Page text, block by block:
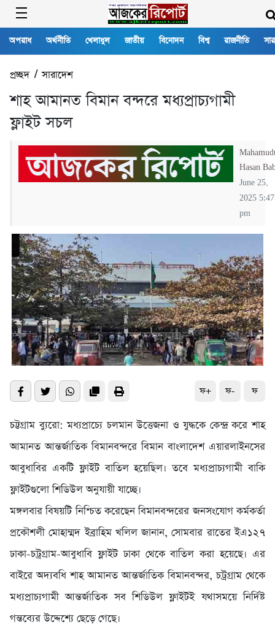
অপরাধ অর্থনীতি খেলাধুল জাতীয় বিনোদন বিশ্ব রাজনীতি
প্রচ্ছদ/সারাদেশ
শাহ আমানত বিমান বন্দরে মধ্যপ্রাচ্যগামী
ফ্লাইট সচল
Hasan
June 25,
2025 5:47
pm
ফ+ ফ- ফ
চট্টগ্রাম ব্যুরো: মধ্যপ্রাচ্যে চলমান উত্তেজনা ও যুদ্ধকে কেন্দ্র করে শাহ
আমানত আন্তর্জাতিক বিমানবন্দরে বিমান বাংলাদেশ এয়ারলাইনসের
আবুধাবির একটি ফ্লাইট বাতিল হয়েছিল। তবে মধ্যপ্রাচ্যগামী বাকি
ফ্লাইটগুলো শিডিউল অনুযায়ী যাচ্ছে।
মঙ্গলবার বিষয়টি নিশ্চিত করেছেন বিমানবন্দরের জনসংযোগ কর্মকর্তা
প্রকৌশলী মোহাম্মদ ইব্রাহিম খলিল জানান, সোমবার রাতের ইএ১২৭
ঢাকা-চট্রগ্রাম-আবুধাবি ফ্লাইট ঢাকা থেকে বাতিল করা হয়েছে। এর
বাইরে অদ্যবধি শাহ আমানত আন্তর্জাতিক বিমানবন্দর, চট্রগ্রাম থেকে
মধ্যপ্রাচ্যগামী আন্তর্জাতিক সব শিডিউল ফ্লাইটই যথাসময়ে নির্দিষ্ট
গন্তব্যের উদ্দেশ্যে ছেড়ে গেছে।